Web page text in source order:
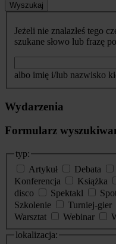
Wyszukaj
Jeżeli nie znalazłeś tego
szukane słowo lub frazę
albo imię i/lub nazwisko
Wydarzenia
Formularz
typ:
Artykuł
Debata
Konferencja
Książka
disco
Spektakl
Szkolenie
Turniej-gier
Warsztat
Webinar
lokalizacja: